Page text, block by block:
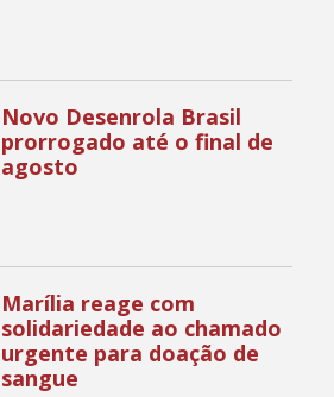
Novo Desenrola Brasil
prorrogado até o final de
agosto
Marília reage com
solidariedade ao chamado
urgente para doação de
sangue